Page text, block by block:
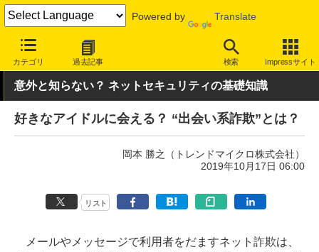
Powered by Translate
カテゴリ 過去記事 検索 Impressサイト
INTERNET Watch トピック 詐欺/フィッシング
意外と知らない？ ネットセキュリティの基礎知識
好きなアイドルに会える？ “出会い系詐欺”とは？
岡本 勝之（トレンドマイクロ株式会社）
2019年10月17日 06:00
リスト
メールやメッセージで利用者をだますネット詐欺は、